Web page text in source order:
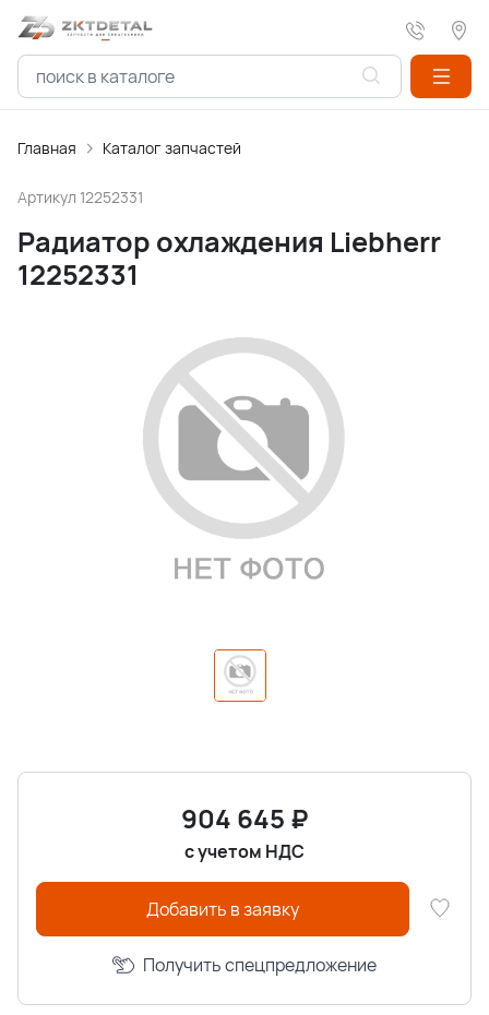
Главная Каталог запчастей
Артикул 12252331
Радиатор охлаждения Liebherr
12252331
904 645 ₽
с учетом НДС
Добавить в заявку
Получить спецпредложение